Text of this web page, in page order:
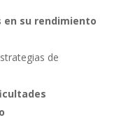
su rendimiento
de